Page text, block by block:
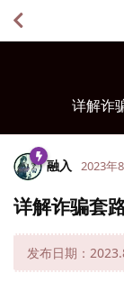
详解诈
融入 2023年
详解诈骗套
发布日期：